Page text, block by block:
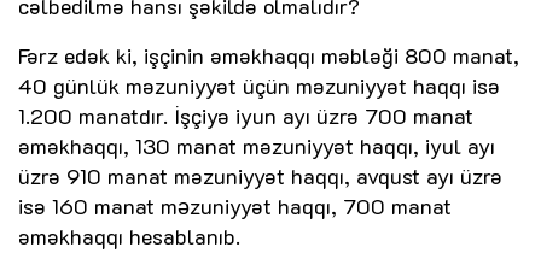
cəlbedilmə hansı şəkildə olmalıdır?
Fərz edək ki, işçinin əməkhaqqı məbləği 800 manat,
40 günlük məzuniyyət üçün məzuniyyət haqqı isə
1.200 manatdır. İşçiyə iyun ayı üzrə 700 manat
əməkhaqqı, 130 manat məzuniyyət haqqı, iyul ayı
üzrə 910 manat məzuniyyət haqqı, avqust ayı üzrə
isə 160 manat mǝzuniyyət haqqı, 700 manat
əməkhaqqı hesablanıb.